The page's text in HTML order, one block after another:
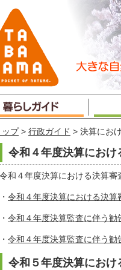
ップ > 行政ガイド > 決算にお
令和４年度決算にお
令和４年度決算における決算審
・ 令和４年度決算における決算
・ 令和４年度決算監査に伴う勧
・ 令和４年度決算監査に伴う勧
令和５年度決算にお